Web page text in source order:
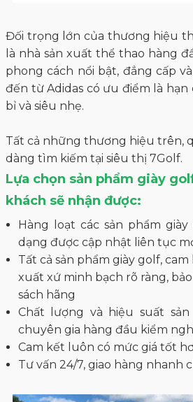
Đối trọng lớn của thương hiệu
là nhà sản xuất thể thao hàng
phong cách nổi bật, đẳng cấp
đến từ Adidas có ưu điểm là hạn
bỉ và siêu nhẹ.
Tất cả những thương hiệu trên,
dàng tìm kiếm tại siêu thị 7Golf.
Lựa chọn sản phẩm giày
khách sẽ nhận được:
Hàng loạt các sản phẩm
dạng được cập nhật liên tục
Tất cả sản phẩm giày golf,
xuất xứ minh bạch rõ ràng,
sách hãng
Chất lượng và hiệu suất
chuyên gia hàng đầu kiểm
Cam kết luôn có mức giá tốt
Tư vấn 24/7, giao hàng nhanh